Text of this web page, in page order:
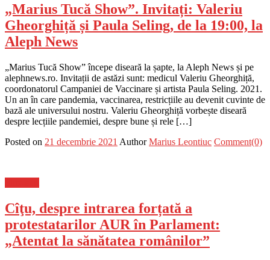
„Marius Tucă Show”. Invitați: Valeriu
Gheorghiță și Paula Seling, de la 19:00, la
Aleph News
„Marius Tucă Show” începe diseară la șapte, la Aleph News și pe
alephnews.ro. Invitații de astăzi sunt: medicul Valeriu Gheorghiță,
coordonatorul Campaniei de Vaccinare și artista Paula Seling. 2021.
Un an în care pandemia, vaccinarea, restricțiile au devenit cuvinte de
bază ale universului nostru. Valeriu Gheorghiță vorbește diseară
despre lecțiile pandemiei, despre bune și rele […]
Posted on 21 decembrie 2021 Author Marius Leontiuc Comment(0)
Cîţu, despre intrarea forțată a
protestatarilor AUR în Parlament:
„Atentat la sănătatea românilor”